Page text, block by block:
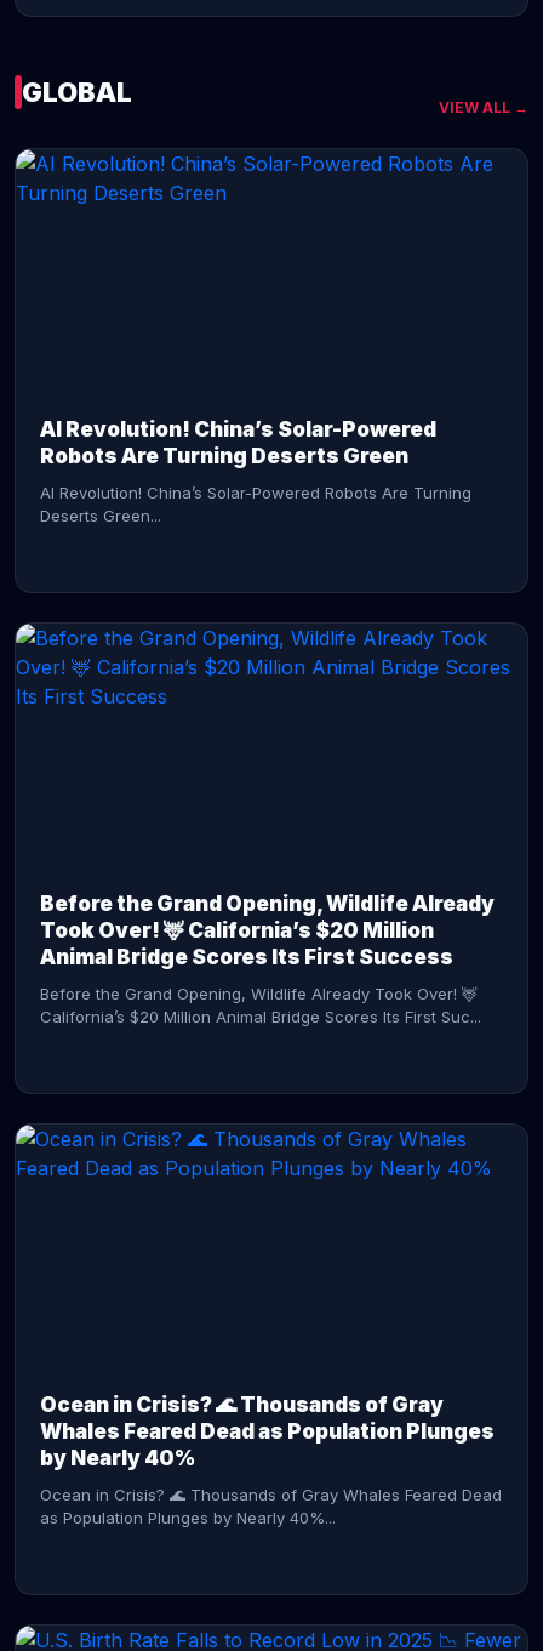
GLOBAL VIEW ALL →
AI Revolution! China’s Solar-Powered
Robots Are Turning Deserts Green
AI Revolution! China’s Solar-Powered Robots Are Turning
Deserts Green...
Before the Grand Opening, Wildlife Already
Took Over! 🦌 California’s $20 Million
Animal Bridge Scores Its First Success
Before the Grand Opening, Wildlife Already Took Over! 🦌
California’s $20 Million Animal Bridge Scores Its First Suc...
Ocean in Crisis? 🌊 Thousands of Gray
Whales Feared Dead as Population Plunges
by Nearly 40%
Ocean in Crisis? 🌊 Thousands of Gray Whales Feared Dead
as Population Plunges by Nearly 40%...